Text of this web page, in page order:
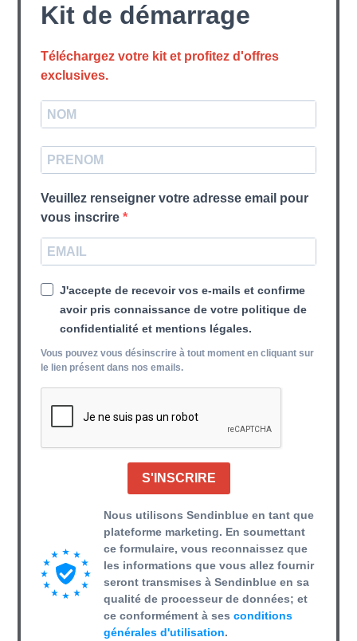
Kit de démarrage
Téléchargez votre kit et profitez d'offres
exclusives.
Veuillez renseigner votre adresse email pour
vous inscrire
J'accepte de recevoir vos e-mails et confirme
avoir pris connaissance de votre politique de
confidentialité et mentions légales.
Vous pouvez vous désinscrire à tout moment en cliquant sur
le lien présent dans nos emails.
S'INSCRIRE
Nous utilisons Sendinblue en tant que
plateforme marketing. En soumettant
ce formulaire, vous reconnaissez que
les informations que vous allez fournir
seront transmises à Sendinblue en sa
qualité de processeur de données; et
ce conformément à ses conditions
générales d'utilisation.